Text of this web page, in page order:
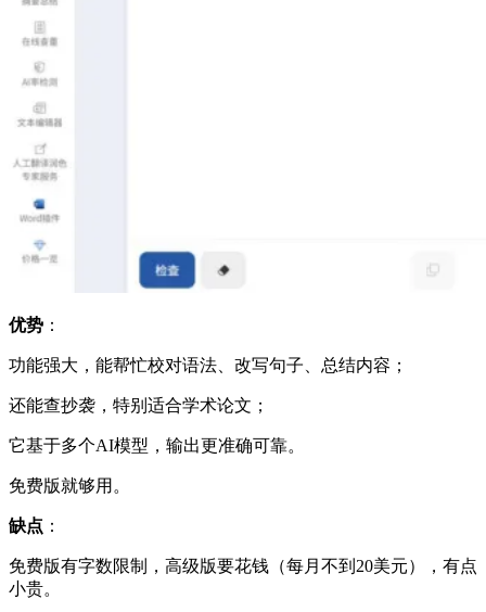
优势 ：
功能强大，能帮忙校对语法、改写句子、总结内容；
还能查抄袭，特别适合学术论文；
它基于多个AI模型，输出更准确可靠。
免费版就够用。
缺点 ：
免费版有字数限制，高级版要花钱（每月不到20美元），有点
小贵。​